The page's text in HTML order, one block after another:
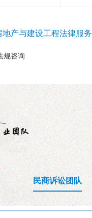
地产与建设工程法律服务
规咨询
民商诉讼团队